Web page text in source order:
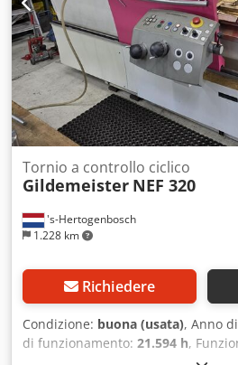
's-Hertogenbosch
1.228 km
Tornio a controllo ciclico
Gildemeister NEF 320
Richiedere
Condizione: buona (usata), Anno
di funzionamento: 21.594 h,